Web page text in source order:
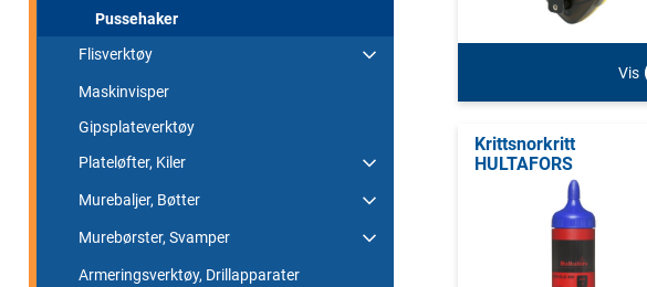
Pussehaker
Flisverktøy
Maskinvisper
Gipsplateverktøy
Plateløfter, Kiler
Murebaljer, Bøtter
Murebørster, Svamper
Armeringsverktøy, Drillapparater
Vis
Krittsnorkritt
HULTAFORS